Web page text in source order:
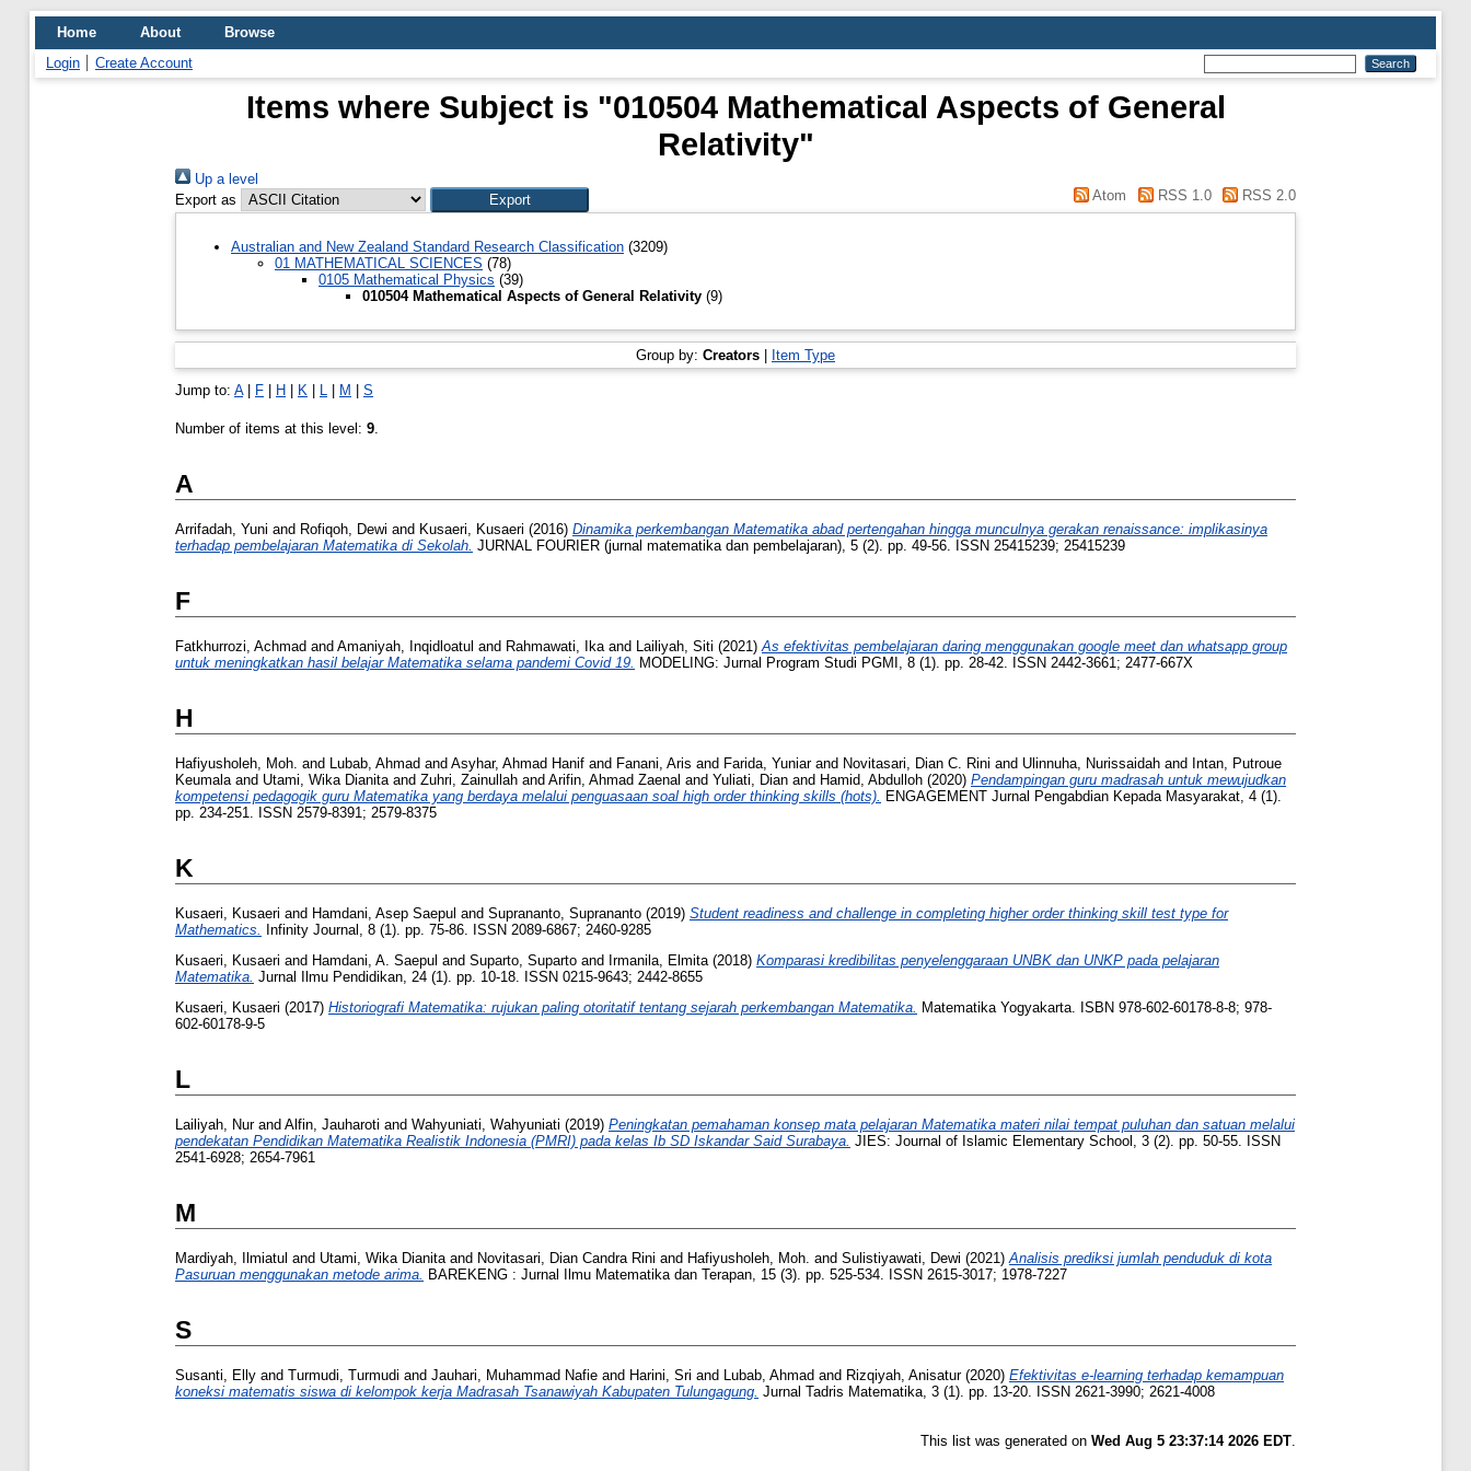
Home About
Browse
Login
Create Account
Items where Subject is "010504 Mathematical Aspects of General
Relativity"
Up a level
Export as
Atom RSS 1.0 RSS 2.0
Australian and New Zealand Standard Research Classification (3209)
01 MATHEMATICAL SCIENCES (78)
0105 Mathematical Physics (39)
010504 Mathematical Aspects of General Relativity (9)
Group by: Creators | Item Type
Jump to: A| F | H | K | L | M | S
Number of items at this level: 9
A
Arrifadah, Yuni and Rofiqoh, Dewi and Kusaeri, Kusaeri (2016) Dinamika perkembangan Matematika abad pertengahan hingga munculnya gerakan renaissance: implikasinya
terhadap pembelajaran Matematika di Sekolah. JURNAL FOURIER (jurnal matematika dan pembelajaran), 5 (2). pp. 49-56. ISSN 25415239; 25415239
F
Fatkhurrozi, Achmad and Amaniyah, Inqidloatul and Rahmawati, Ika and Lailiyah, Siti (2021) As efektivitas pembelajaran daring menggunakan google meet dan whatsapp group
untuk meningkatkan hasil belajar Matematika selama pandemi Covid 19.
MODELING: Jurnal Program Studi PGMI, 8 (1). pp. 28-42. ISSN 2442-3661; 2477-667X
H
Hafiyusholeh, Moh. and Lubab, Ahmad and Asyhar, Ahmad Hanif and Fanani, Aris and Farida, Yuniarand Novitasari, Dian C. Rini and Ulinnuha, Nurissaidah and Intan, Putroue
Keumala and Utami, Wika Dianita and Zuhri, Zainullah and Arifin, Ahmad Zaenal and Yuliati, Dian and Hamid, Abdulloh (2020) Pendampingan guru madrasah untuk mewujudkan
kompetensi pedagogik guru Matematika yang berdaya melalui penguasaan soal high order thinking skills (hots).
ENGAGEMENT Jurnal Pengabdian Kepada Masyarakat, 4 (1).
pp. 234-251. ISSN 2579-8391; 2579-8375
K
Kusaeri, Kusaeri and Hamdani, Asep Saepul and Suprananto, Suprananto (2019) Student readiness and challenge in completing higher order thinking skill test type for
Mathematics.
Infinity Journal, 8 (1). pp. 75-86. ISSN 2089-6867; 2460-9285
Kusaeri, Kusaeri and Hamdani, A. Saepul and Suparto, Suparto and Irmanila, Elmita (2018) Komparasi kredibilitas penyelenggaraan UNBK dan UNKP pada pelajaran
Matematika. Jurnal Ilmu Pendidikan, 24 (1). pp. 10-18. ISSN 0215-9643; 2442-8655
Kusaeri, Kusaeri (2017) Historiografi Matematika: rujukan paling otoritatif tentang sejarah perkembangan Matematika. Matematika Yogyakarta. ISBN 978-602-60178-8-8; 978-
602-60178-9-5
L
Lailiyah, Nurand Alfin, Jauharoti and Wahyuniati, Wahyuniati (2019) Peningkatan pemahaman konsep mata pelajaran Matematika materi nilai tempat puluhan dan satuan melalui
pendekatan Pendidikan Matematika Realistik Indonesia (PMRI) pada kelas Ib SD Iskandar Said Surabaya. JIES: Journal of Islamic Elementary School, 3 (2). pp. 50-55. ISSN
2541-6928; 2654-7961
M
Mardiyah, Ilmiatul and Utami, Wika Dianita and Novitasari, Dian Candra Rini and Hafiyusholeh, Moh. and Sulistiyawati, Dewi (2021) Analisis prediksi jumlah penduduk di kota
Pasuruan menggunakan metode arima.
BAREKENG : Jurnal Ilmu Matematika dan Terapan, 15 (3). pp. 525-534. ISSN 2615-3017; 1978-7227
S
Susanti, Elly and Turmudi, Turmudi and Jauhari, Muhammad Nafie and Harini, Sri and Lubab, Ahmad and Rizqiyah, Anisatur(2020) Efektivitas e-learning terhadap kemampuan
koneksi matematis siswa di kelompok kerja Madrasah Tsanawiyah Kabupaten Tulungagung. Jurnal Tadris Matematika, 3 (1). pp. 13-20. ISSN 2621-3990; 2621-4008
This list was generated on Wed Aug 5 23:37:14 2026 EDT